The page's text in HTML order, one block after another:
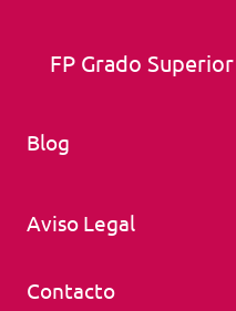
FP Grado Superior
Blog
Aviso Legal
Contacto